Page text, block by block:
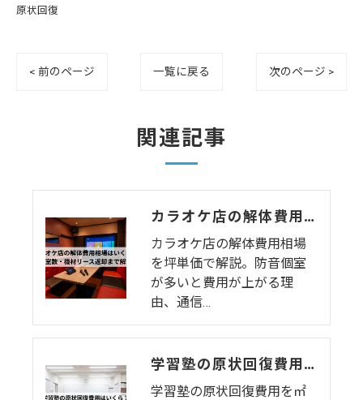
原状回復
< 前のページ 一覧に戻る 次のページ >
関連記事
カラオケ店の解体費用相場はいくら？個室数・機材リース返却まで解説
カラオケ店の解体費用相場
を坪単価で解説。防音個室
が多いと費用が上がる理
由、通信…
学習塾の原状回復費用はいくら？教室数・間仕切りで変わる相場と注意点
学習塾の原状回復費用を㎡